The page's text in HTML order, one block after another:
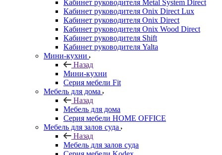
Кабинет руководителя Metal System Direct
Кабинет руководителя Onix Direct Lux
Кабинет руководителя Onix Direct
Кабинет руководителя Onix Wood Direct
Кабинет руководителя Shift
Кабинет руководителя Yalta
Мини-кухни
Назад
Мини-кухни
Серия мебели Fit
Мебель для дома
Назад
Мебель для дома
Серия мебели HOME OFFICE
Мебель для залов суда
Назад
Мебель для залов суда